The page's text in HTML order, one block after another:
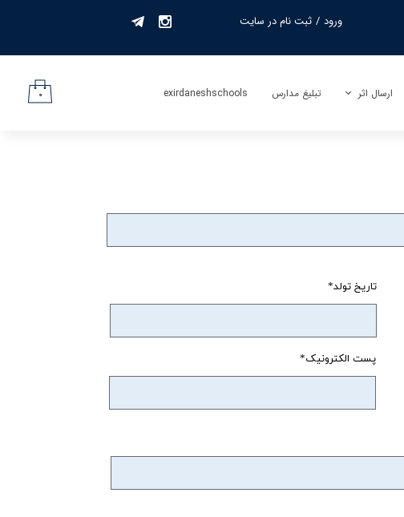
ورود / ثبت نام در سایت
ارسال اثر تبلیغ مدارس exirdaneshschools ۰
تاریخ تولد
پست الکترونیک